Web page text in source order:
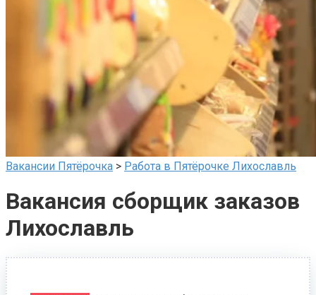
Вакансии Пятёрочка > Работа в Пятёрочке Лихославль
Вакансия сборщик заказов
Лихославль